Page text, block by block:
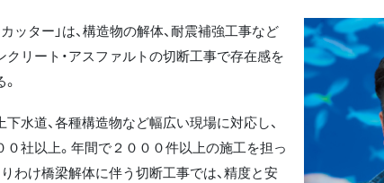
カッター」は、構造物の解体、耐震補強工事など
クリート・アスファルトの切断工事で存在感を
水道、各種構造物など幅広い現場に対応し、
０社以上。年間で２０００件以上の施工を担っ
りわけ橋梁解体に伴う切断工事では、精度と安